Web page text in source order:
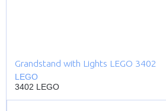
Grandstand with Lights LEGO 3402
LEGO
3402 LEGO